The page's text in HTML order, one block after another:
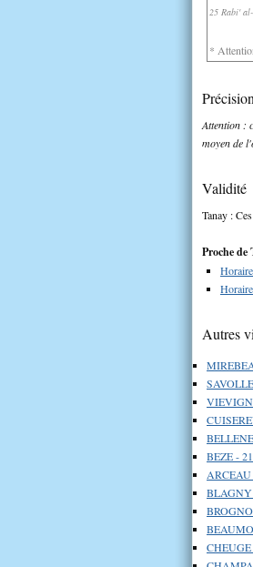
25 Rabi'
*
Précision
Attention :
moyen de
Validité
Tanay :
Proche de
Autres
BEZE -